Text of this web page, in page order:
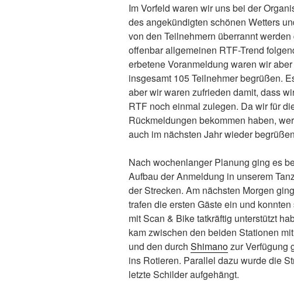
Im Vorfeld waren wir uns bei der
des angekündigten schönen Wetters
von den Teilnehmern überrannt
offenbar allgemeinen RTF-Trend
erbetene Voranmeldung waren wir
insgesamt 105 Teilnehmer begrüßen.
aber wir waren zufrieden damit, dass
RTF noch einmal zulegen. Da wir für
Rückmeldungen bekommen haben,
auch im nächsten Jahr wieder
Nach wochenlanger Planung ging es
Aufbau der Anmeldung in unserem
der Strecken. Am nächsten Morgen
trafen die ersten Gäste ein und
mit Scan & Bike tatkräftig unterstützt
kam zwischen den beiden Stationen
und den durch Shimanozur Verfügung
ins Rotieren. Parallel dazu wurde die
letzte Schilder aufgehängt.